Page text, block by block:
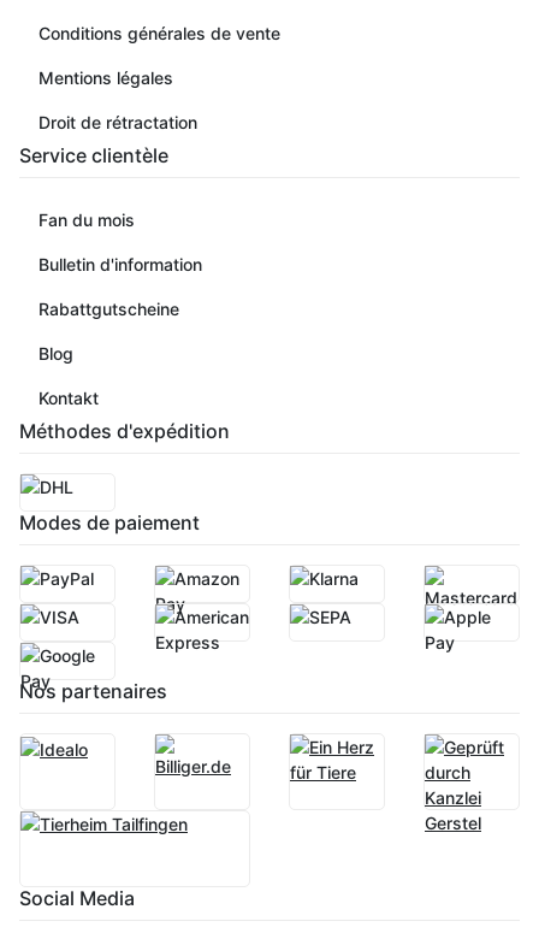
Conditions générales de vente
Mentions légales
Droit de rétractation
Service clientèle
Fan du mois
Bulletin d'information
Rabattgutscheine
Blog
Kontakt
Méthodes d'expédition
Modes de paiement
Nos partenaires
Social Media